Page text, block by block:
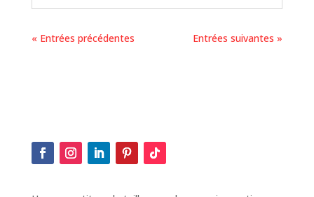
« Entrées précédentes Entrées suivantes »